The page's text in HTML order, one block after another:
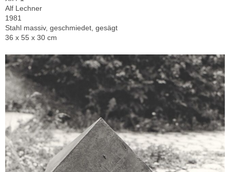
Alf Lechner
1981
Stahl massiv, geschmiedet, gesägt
36 x 55 x 30 cm